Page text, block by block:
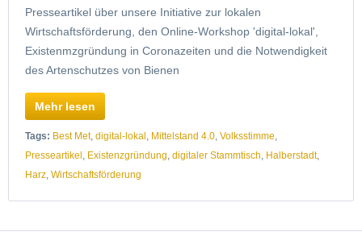
Presseartikel über unsere Initiative zur lokalen
Wirtschaftsförderung, den Online-Workshop 'digital-lokal',
Existenmzgründung in Coronazeiten und die Notwendigkeit
des Artenschutzes von Bienen
Mehr lesen
Tags: Best Met, digital-lokal , Mittelstand 4.0, Volksstimme,
Presseartikel , Existenzgründung, digitaler Stammtisch, Halberstadt,
Harz, Wirtschaftsförderung